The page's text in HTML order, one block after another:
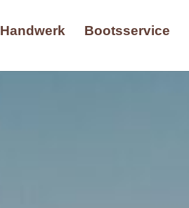
Bootsservice